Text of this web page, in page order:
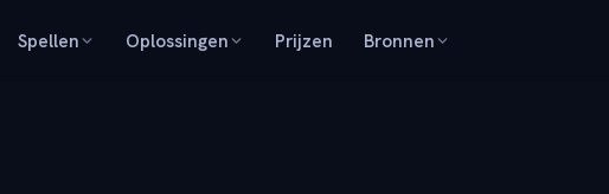
Spellen Oplossingen Prijzen Bronnen